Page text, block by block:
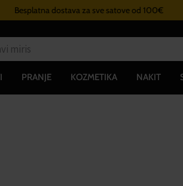
Besplatna dostava za sve satove od 100€
PRANJE KOZMETIKA NAKIT